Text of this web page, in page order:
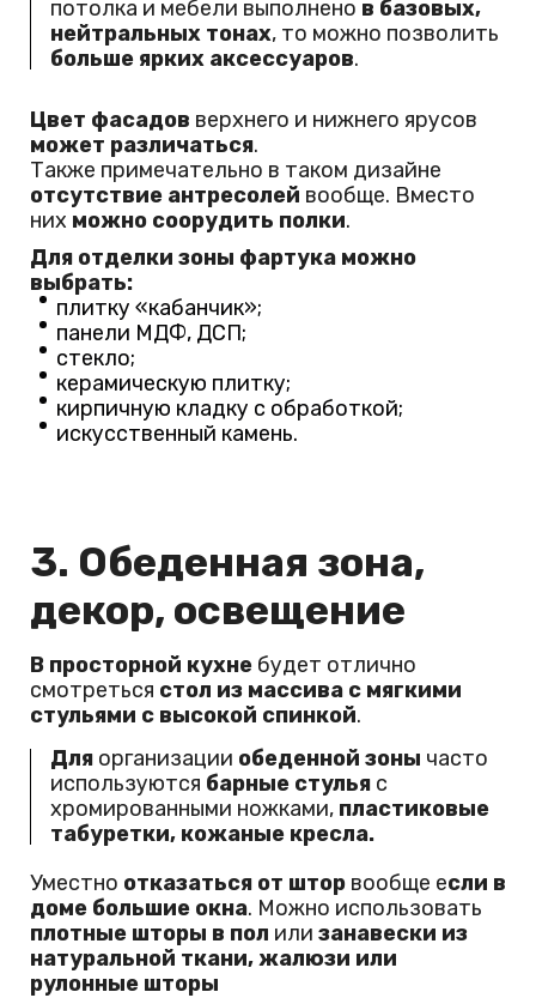
потолка и мебели выполнено в базовых,
нейтральных тонах, то можно позволить
больше ярких аксессуаров.
Цвет фасадов верхнего и нижнего ярусов
может различаться.
Также примечательно в таком дизайне
отсутствие антресолей вообще. Вместо
них можно соорудить полки.
Для отделки зоны фартука можно
выбрать:
плитку «кабанчик»;
панели МДФ, ДСП;
стекло;
керамическую плитку;
кирпичную кладку с обработкой;
искусственный камень.
3. Обеденная зона,
декор, освещение
В просторной кухне будет отлично
смотреться стол из массива с мягкими
стульями с высокой спинкой.
Для организации обеденной зоны часто
используются барные стульяс
хромированными ножками, пластиковые
табуретки, кожаные кресла.
Уместно отказаться от штор вообще если в
доме большие окна. Можно использовать
плотные шторы в пол или занавески из
натуральной ткани, жалюзи или
рулонные шторы